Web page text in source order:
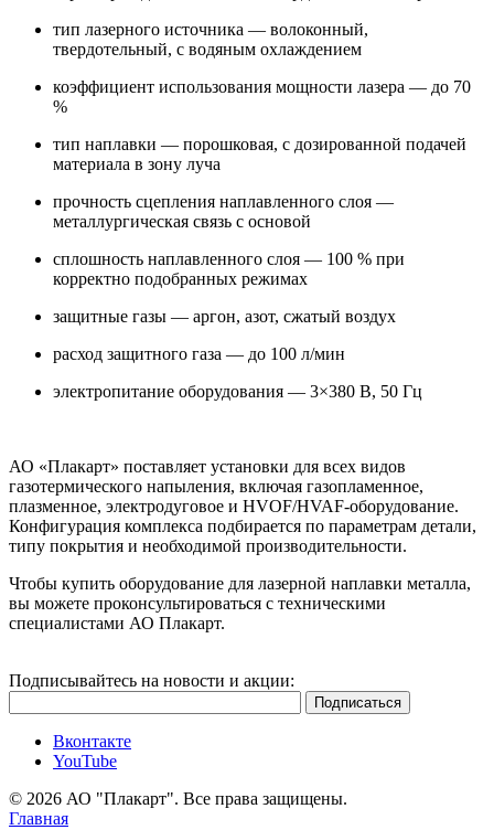
тип лазерного источника — волоконный,
твердотельный, с водяным охлаждением
коэффициент использования мощности лазера — до 70
%
тип наплавки — порошковая, с дозированной подачей
материала в зону луча
прочность сцепления наплавленного слоя —
металлургическая связь с основой
сплошность наплавленного слоя — 100 % при
корректно подобранных режимах
защитные газы — аргон, азот, сжатый воздух
расход защитного газа — до 100 л/мин
электропитание оборудования — 3×380 В, 50 Гц
АО «Плакарт» поставляет установки для всех видов
газотермического напыления, включая газопламенное,
плазменное, электродуговое и HVOF/HVAF-оборудование.
Конфигурация комплекса подбирается по параметрам детали,
типу покрытия и необходимой производительности.
Чтобы купить оборудование для лазерной наплавки металла,
вы можете проконсультироваться с техническими
специалистами АО Плакарт.
Подписывайтесь на новости и акции:
Вконтакте
YouTube
© 2026 АО "Плакарт". Все права защищены.
Главная